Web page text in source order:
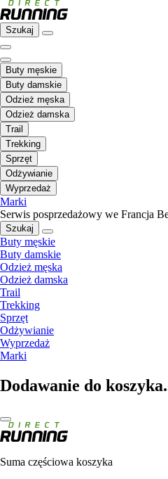
Szukaj
Buty męskie
Buty damskie
Odzież męska
Odzież damska
Trail
Trekking
Sprzęt
Odżywianie
Wyprzedaż
Marki
Serwis posprzedażowy we Francja
Szukaj
Buty męskie
Buty damskie
Odzież męska
Odzież damska
Trail
Trekking
Sprzęt
Odżywianie
Wyprzedaż
Marki
Dodawanie do
Suma częściowa koszyka